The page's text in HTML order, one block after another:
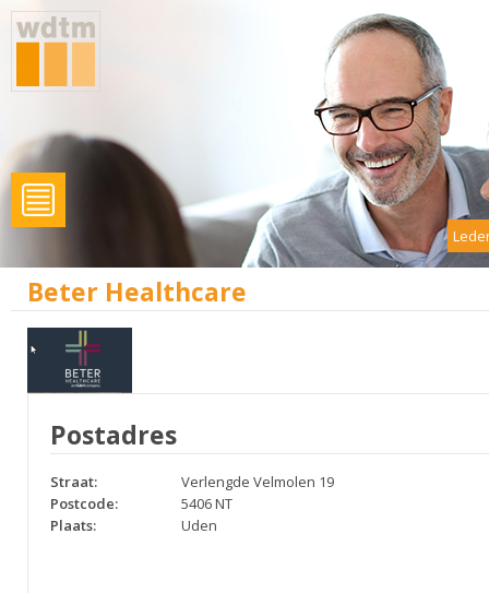
Beter Healthcare
Postadres
Straat:
Verlengde Velmolen 19
Postcode:
5406 NT
Plaats:
Uden